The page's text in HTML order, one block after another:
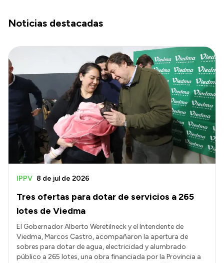
Noticias destacadas
Tres ofertas para dotar de servicios a 265
lotes de Viedma
IPPV 8 de jul de 2026
El Gobernador Alberto Weretilneck y el Intendente de
Viedma, Marcos Castro, acompañaron la apertura de
sobres para dotar de agua, electricidad y alumbrado
público a 265 lotes, una obra financiada por la Provincia a